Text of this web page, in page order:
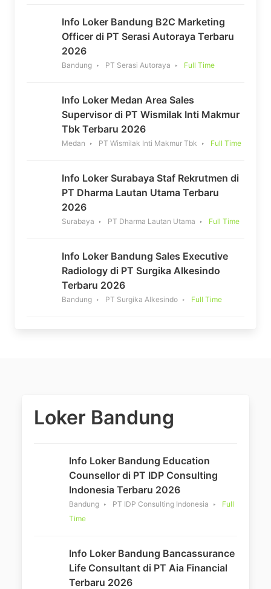
Info Loker Bandung B2C Marketing
Officer di PT Serasi Autoraya Terbaru
2026
Bandung PT Serasi Autoraya Full Time
Info Loker Medan Area Sales
Supervisor di PT Wismilak Inti Makmur
Tbk Terbaru 2026
Medan PT Wismilak Inti Makmur Tbk Full Time
Info Loker Surabaya Staf Rekrutmen di
PT Dharma Lautan Utama Terbaru
2026
Surabaya PT Dharma Lautan Utama Full Time
Info Loker Bandung Sales Executive
Radiology di PT Surgika Alkesindo
Terbaru 2026
Bandung PT Surgika Alkesindo Full Time
Loker Bandung
Info Loker Bandung Education
Counsellor di PT IDP Consulting
Indonesia Terbaru 2026
Bandung PT IDP Consulting Indonesia
Full
Time
Info Loker Bandung Bancassurance
Life Consultant di PT Aia Financial
Terbaru 2026